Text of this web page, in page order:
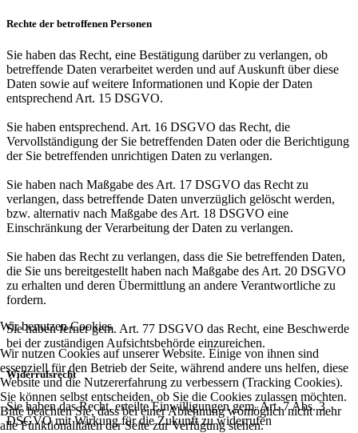
Rechte der betroffenen Personen
Sie haben das Recht, eine Bestätigung darüber zu verlangen, ob
betreffende Daten verarbeitet werden und auf Auskunft über diese
Daten sowie auf weitere Informationen und Kopie der Daten
entsprechend Art. 15 DSGVO.
Sie haben entsprechend. Art. 16 DSGVO das Recht, die
Vervollständigung der Sie betreffenden Daten oder die Berichtigung
der Sie betreffenden unrichtigen Daten zu verlangen.
Sie haben nach Maßgabe des Art. 17 DSGVO das Recht zu
verlangen, dass betreffende Daten unverzüglich gelöscht werden,
bzw. alternativ nach Maßgabe des Art. 18 DSGVO eine
Einschränkung der Verarbeitung der Daten zu verlangen.
Sie haben das Recht zu verlangen, dass die Sie betreffenden Daten,
die Sie uns bereitgestellt haben nach Maßgabe des Art. 20 DSGVO
zu erhalten und deren Übermittlung an andere Verantwortliche zu
fordern.
Sie haben ferner gem. Art. 77 DSGVO das Recht, eine Beschwerde
bei der zuständigen Aufsichtsbehörde einzureichen.
Widerrufsrecht
Sie haben das Recht, erteilte Einwilligungen gem. Art. 7 Abs. 3
DSGVO mit Wirkung für die Zukunft zu widerrufen
Wir benutzen Cookies
Wir nutzen Cookies auf unserer Website. Einige von ihnen sind
essenziell für den Betrieb der Seite, während andere uns helfen, diese
Website und die Nutzererfahrung zu verbessern (Tracking Cookies).
Sie können selbst entscheiden, ob Sie die Cookies zulassen möchten.
Bitte beachten Sie, dass bei einer Ablehnung womöglich nicht mehr
alle Funktionalitäten der Seite zur Verfügung stehen.